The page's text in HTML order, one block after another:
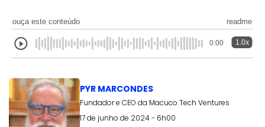
ouça este conteúdo readme
0:00 1.0x
PYR MARCONDES
Fundador e CEO da Macuco Tech Ventures
17 de junho de 2024 - 6h00